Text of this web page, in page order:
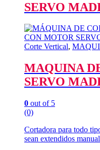
SERVO
Corte Vertical,
MAQUINA
SERVO
0 out of 5
(0)
Cortadora para todo
sean extendidos